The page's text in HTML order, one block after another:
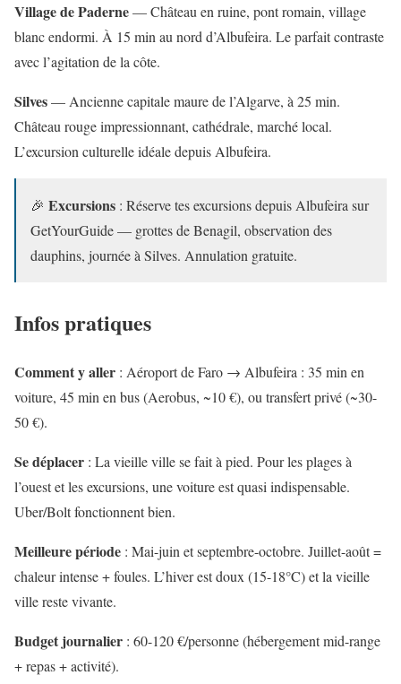
Village de Paderne— Château en ruine, pont romain, village
blanc endormi. À 15 min au nord d’Albufeira. Le parfait contraste
avec l’agitation de la côte.
Silves— Ancienne capitale maure de l’Algarve, à 25 min.
Château rouge impressionnant, cathédrale, marché local.
L’excursion culturelle idéale depuis Albufeira.
🎉 Excursions : Réserve tes excursions depuis Albufeira sur
GetYourGuide — grottes de Benagil, observation des
dauphins, journée à Silves. Annulation gratuite.
Infos pratiques
Comment y aller : Aéroport de Faro → Albufeira : 35 min en
voiture, 45 min en bus (Aerobus, ~10 €), ou transfert privé (~30-
50 €).
Se déplacer : La vieille ville se fait à pied. Pour les plages à
l’ouest et les excursions, une voiture est quasi indispensable.
Uber/Bolt fonctionnent bien.
Meilleure période : Mai-juin et septembre-octobre. Juillet-août =
chaleur intense + foules. L’hiver est doux (15-18°C) et la vieille
ville reste vivante.
Budget journalier : 60-120 €/personne (hébergement mid-range
+ repas + activité).